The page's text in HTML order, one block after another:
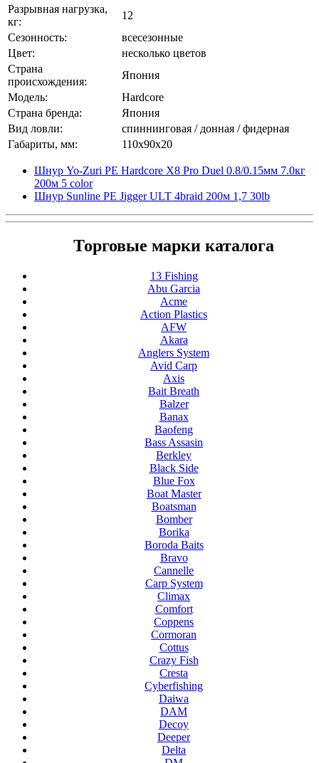
Разрывная нагрузка,
кг:
12
Сезонность:
всесезонные
Цвет:
несколько цветов
Страна
происхождения:
Япония
Модель:
Hardcore
Страна бренда:
Япония
Вид ловли:
спиннинговая / донная / фидерная
Габариты, мм:
110x90x20
Шнур Yo-Zuri PE Hardcore X8 Pro Duel 0.8/0.15мм 7.0кг
200м 5 color
Шнур Sunline PE Jigger ULT 4braid 200м 1,7 30lb
Торговые марки каталога
13 Fishing
Abu Garcia
Acme
Action Plastics
AFW
Akara
Anglers System
Avid Carp
Axis
Bait Breath
Balzer
Banax
Baofeng
Bass Assasin
Berkley
Black Side
Blue Fox
Boat Master
Boatsman
Bomber
Borika
Boroda Baits
Bravo
Cannelle
Carp System
Climax
Comfort
Coppens
Cormoran
Cottus
Crazy Fish
Cresta
Cyberfishing
Daiwa
DAM
Decoy
Deeper
Delta